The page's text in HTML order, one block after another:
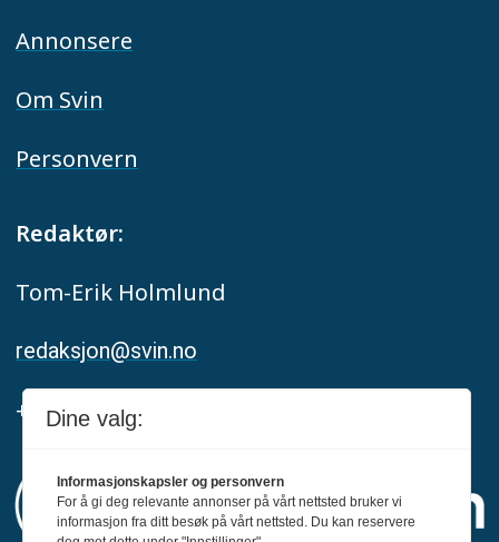
Annonsere
Om Svin
Personvern
Redaktør:
Tom-Erik Holmlund
redaksjon@svin.no
+47 916 68 668
Dine valg:
Informasjonskapsler og personvern
For å gi deg relevante annonser på vårt nettsted bruker vi
informasjon fra ditt besøk på vårt nettsted. Du kan reservere